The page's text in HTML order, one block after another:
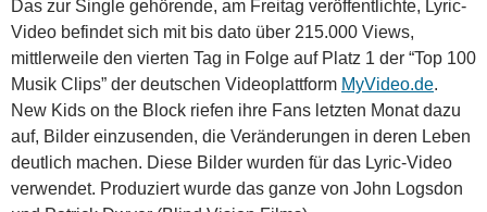
Das zur Single gehörende, am Freitag veröffentlichte, Lyric-
Video befindet sich mit bis dato über 215.000 Views,
mittlerweile den vierten Tag in Folge auf Platz 1 der “Top 100
Musik Clips” der deutschen Videoplattform MyVideo.de.
New Kids on the Block riefen ihre Fans letzten Monat dazu
auf, Bilder einzusenden, die Veränderungen in deren Leben
deutlich machen. Diese Bilder wurden für das Lyric-Video
verwendet. Produziert wurde das ganze von John Logsdon